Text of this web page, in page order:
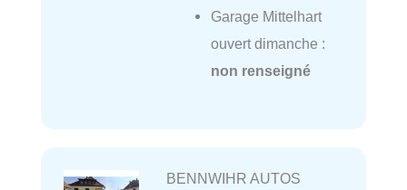
Garage Mittelhart
ouvert dimanche :
non renseigné
BENNWIHR AUTOS